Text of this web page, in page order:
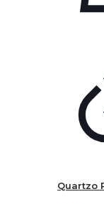
Quartzo